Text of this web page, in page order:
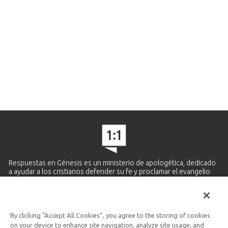
Respuestas en Génesis es un ministerio de apologética, dedicado
a ayudar a los cristianos defender su fe y proclamar el evangelio
Ministerio Hispano y Latinoamericano
By clicking “Accept All Cookies”, you agree to the storing of cookies
on your device to enhance site navigation, analyze site usage, and